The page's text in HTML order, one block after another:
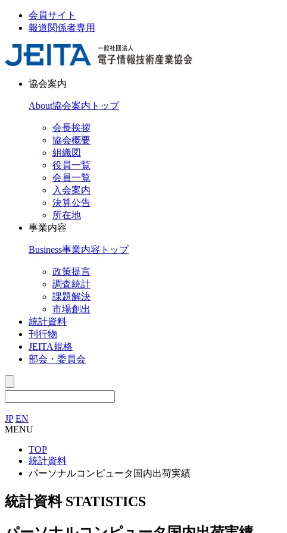
会員サイト
報道関係者専用
協会案内
About協会案内トップ
会長挨拶
協会概要
組織図
役員一覧
会員一覧
入会案内
決算公告
所在地
事業内容
Business事業内容トップ
政策提言
調査統計
課題解決
市場創出
統計資料
刊行物
JEITA規格
部会・委員会
JP EN
MENU
TOP
統計資料
パーソナルコンピュータ国内出荷実績
統計資料 STATISTICS